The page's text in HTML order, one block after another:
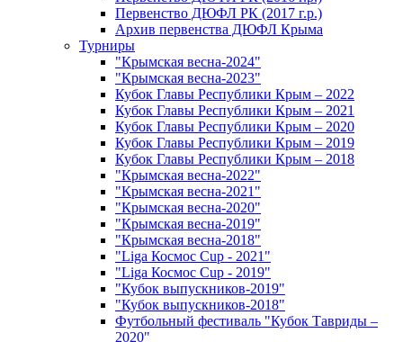
Первенство ДЮФЛ РК (2017 г.р.)
Архив первенства ДЮФЛ Крыма
Турниры
"Крымская весна-2024"
"Крымская весна-2023"
Кубок Главы Республики Крым – 2022
Кубок Главы Республики Крым – 2021
Кубок Главы Республики Крым – 2020
Кубок Главы Республики Крым – 2019
Кубок Главы Республики Крым – 2018
"Крымская весна-2022"
"Крымская весна-2021"
"Крымская весна-2020"
"Крымская весна-2019"
"Крымская весна-2018"
"Liga Космос Cup - 2021"
"Liga Космос Cup - 2019"
"Кубок выпускников-2019"
"Кубок выпускников-2018"
Футбольный фестиваль "Кубок Тавриды –
2020"